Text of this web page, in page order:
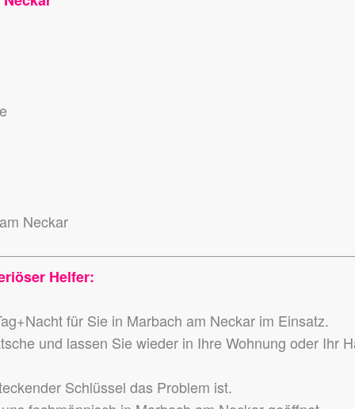
Neckar
Helfer:
für Sie in Marbach am Neckar im Einsatz.
und lassen Sie wieder in Ihre Wohnung oder Ihr
Schlüssel das Problem ist.